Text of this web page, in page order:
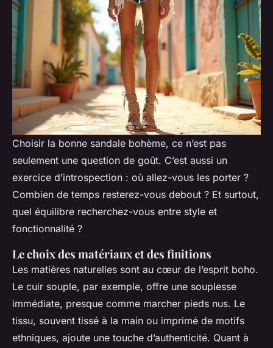
Choisir la bonne sandale bohème, ce n’est pas
seulement une question de goût. C’est aussi un
exercice d’introspection : où allez-vous les porter ?
Combien de temps resterez-vous debout ? Et surtout,
quel équilibre recherchez-vous entre style et
fonctionnalité ?
Le choix des matériaux et des finitions
Les matières naturelles sont au cœur de l’esprit boho.
Le cuir souple, par exemple, offre une souplesse
immédiate, presque comme marcher pieds nus. Le
tissu, souvent tissé à la main ou imprimé de motifs
ethniques, ajoute une touche d’authenticité. Quant à